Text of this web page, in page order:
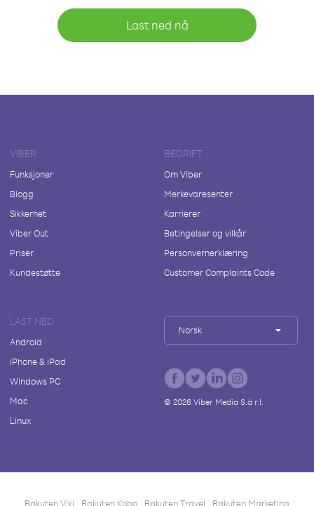
Last ned nå
VIBER
Funksjoner
Blogg
Sikkerhet
Viber Out
Priser
Kundestøtte
BEDRIFT
Om Viber
Merkevaresenter
Karrierer
Betingelser og vilkår
Personvernerklæring
Customer Complaints Code
LAST NED
Android
iPhone & iPad
Windows PC
Mac
Linux
Norsk
© 2026Viber Media S.à r.l.
Rakuten Viki Rakuten Kobo Rakuten Travel Rakuten Marketing